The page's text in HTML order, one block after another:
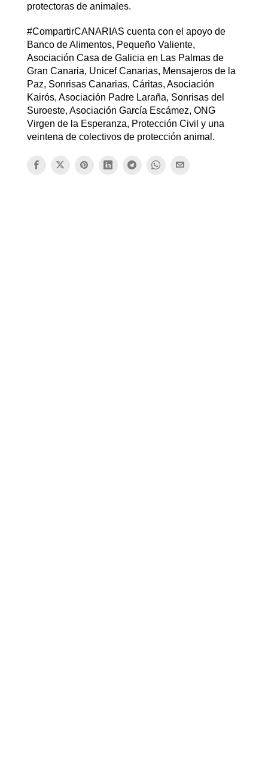
protectoras de animales.
#CompartirCANARIAS cuenta con el apoyo de
Banco de Alimentos, Pequeño Valiente,
Asociación Casa de Galicia en Las Palmas de
Gran Canaria, Unicef Canarias, Mensajeros de la
Paz, Sonrisas Canarias, Cáritas, Asociación
Kairós, Asociación Padre Laraña, Sonrisas del
Suroeste, Asociación García Escámez, ONG
Virgen de la Esperanza, Protección Civil y una
veintena de colectivos de protección animal.